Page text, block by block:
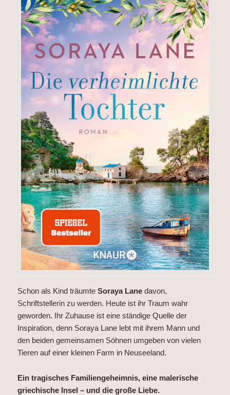
Schon als Kind träumteSoraya Lane davon,
Schriftstellerin zu werden. Heute ist ihr Traum wahr
geworden. Ihr Zuhause ist eine ständige Quelle der
Inspiration, denn Soraya Lane lebt mit ihrem Mann und
den beiden gemeinsamen Söhnen umgeben von vielen
Tieren auf einer kleinen Farm in Neuseeland.
Ein tragisches Familiengeheimnis, eine malerische
griechische Insel – und die große Liebe.